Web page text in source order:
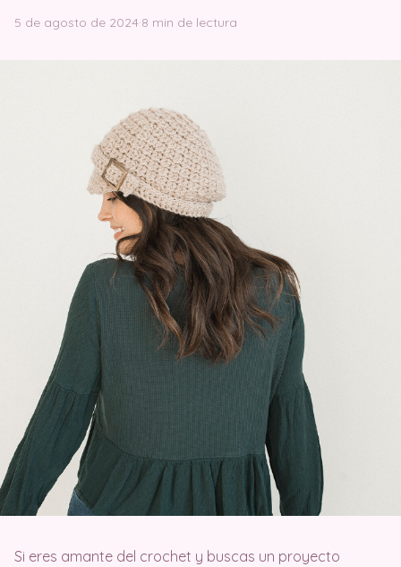
5 de agosto de 2024·8 min de lectura
Si eres amante del crochet y buscas un proyecto